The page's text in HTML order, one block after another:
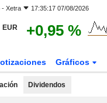
- Xetra 17:35:17 07/08/2026
EUR +0,95 %
Gráficos
Dividendos